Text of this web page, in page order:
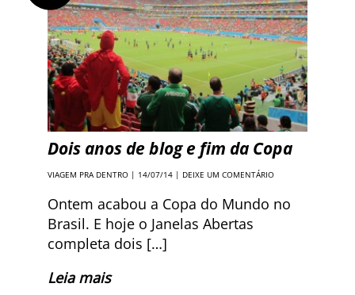
Dois anos de blog e fim da Copa
VIAGEM PRA DENTRO | 14/07/14 | DEIXE UM COMENTÁRIO
Ontem acabou a Copa do Mundo no
Brasil. E hoje o Janelas Abertas
completa dois […]
Leia mais